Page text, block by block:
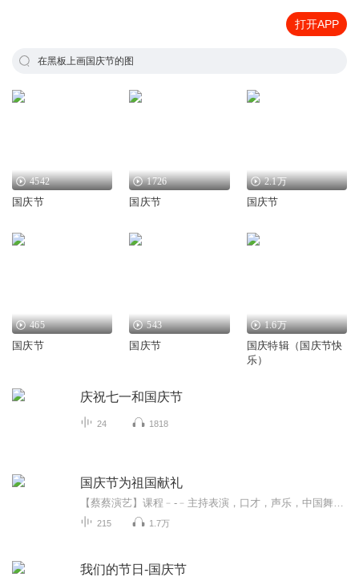
打开APP
在黑板上画国庆节的图
4542
国庆节
1726
国庆节
2.1万
国庆节
465
国庆节
543
国庆节
1.6万
国庆特辑（国庆节快
乐）
庆祝七一和国庆节
24 1818
国庆节为祖国献礼
215 1.7万
我们的节日-国庆节